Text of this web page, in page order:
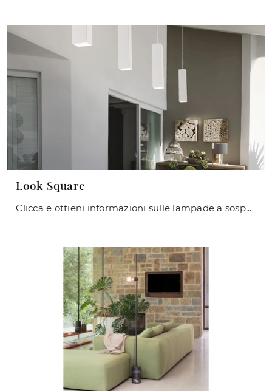
Look Square
Clicca e ottieni informazioni sulle lampade a sospensione di Ideal Lux: il modello Look Square in metallo ti sta aspettando!